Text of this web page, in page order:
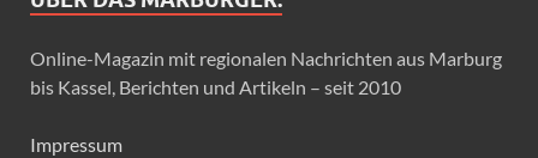
Online-Magazin mit regionalen Nachrichten aus Marburg
bis Kassel, Berichten und Artikeln – seit 2010
Impressum